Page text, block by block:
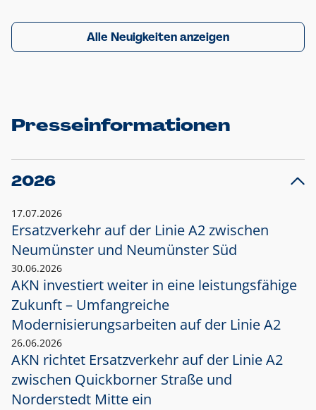
Alle Neuigkeiten anzeigen
Presseinformationen
2026
17.07.2026
Ersatzverkehr auf der Linie A2 zwischen
Neumünster und Neumünster Süd
30.06.2026
AKN investiert weiter in eine leistungsfähige
Zukunft – Umfangreiche
Modernisierungsarbeiten auf der Linie A2
26.06.2026
AKN richtet Ersatzverkehr auf der Linie A2
zwischen Quickborner Straße und
Norderstedt Mitte ein